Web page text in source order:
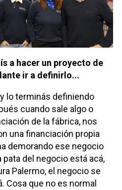
a hacer un proyecto de
ir a definirlo...
lo terminás definiendo
cuando sale algo o
de la fábrica, nos
una financiación propia
demorando ese negocio
pata del negocio está acá,
Palermo, el negocio se
Cosa que no es normal